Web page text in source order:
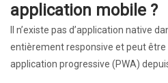
application mobile ?
Il n’existe pas d’application native
entièrement responsive et peut
application progressive (PWA)